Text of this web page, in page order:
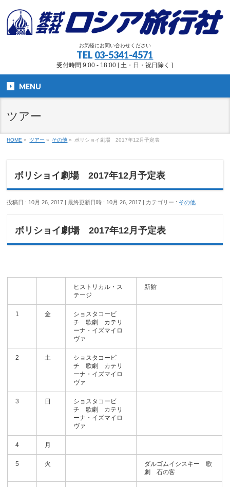
お気軽にお問い合わせください
TEL 03-5341-4571
受付時間 9:00 - 18:00 [ 土・日・祝日除く ]
MENU
ツアー
HOME » ツアー » その他 » ボリショイ劇場 2017年12月予定表
ボリショイ劇場 2017年12月予定表
投稿日 : 10月 26, 2017 最終更新日時 : 10月 26, 2017 カテゴリー : その他
ボリショイ劇場 2017年12月予定表
ヒストリカル・ス
テージ
新館
1 金
ショスタコービ
チ 歌劇 カテリ
ーナ・イズマイロ
ヴァ
2 土
ショスタコービ
チ 歌劇 カテリ
ーナ・イズマイロ
ヴァ
3 日
ショスタコービ
チ 歌劇 カテリ
ーナ・イズマイロ
ヴァ
4 月
5 火
ダルゴムイシスキー 歌
劇 石の客